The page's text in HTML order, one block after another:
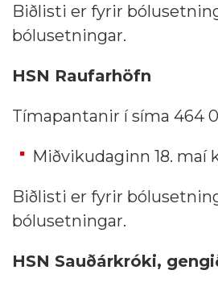
Biðlisti er fyrir
bólusetningar.
HSN Raufarhöfn
Tímapantanir í síma 464
Miðvikudaginn 18. maí
Biðlisti er fyrir
bólusetningar.
HSN Sauðárkróki,